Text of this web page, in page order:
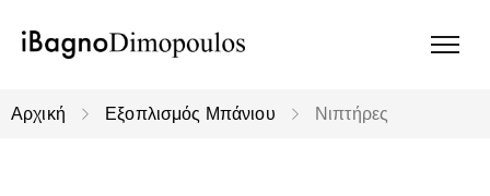
Αρχική Εξοπλισμός Μπάνιου Νιπτήρες